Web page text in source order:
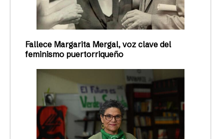
Fallece Margarita Mergal, voz clave del
feminismo puertorriqueño